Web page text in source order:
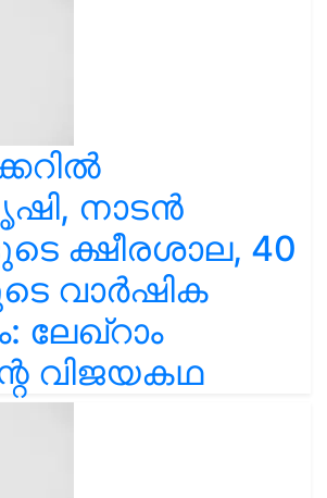
നാടൻ
ക്ഷീരശാല, 40
വാർഷിക
ലേഖ്‌റാം
വിജയകഥ